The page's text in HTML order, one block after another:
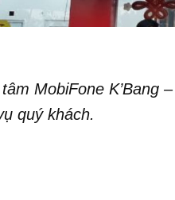
MobiFone K’Bang
quý khách.